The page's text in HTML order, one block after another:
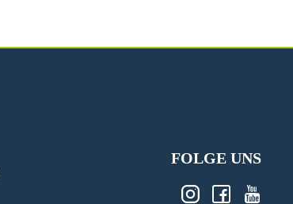
FOLGE UNS